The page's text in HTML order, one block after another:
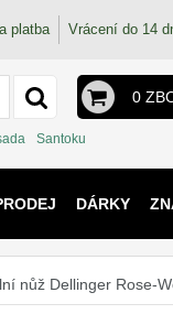
platba Vrácení do 14
0
Santoku
DÁRKY
nůž Dellinger Rose-